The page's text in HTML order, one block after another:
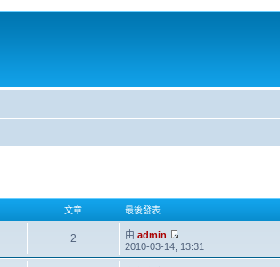
文章 最後發表
2 由admin
2010-03-14, 13:31